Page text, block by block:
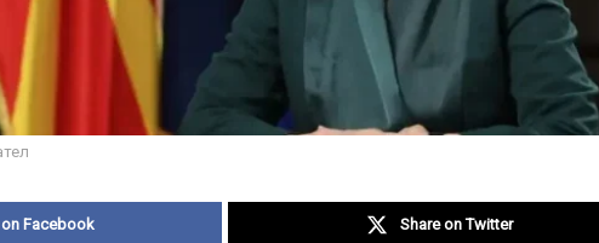
on Facebook Share on Twitter